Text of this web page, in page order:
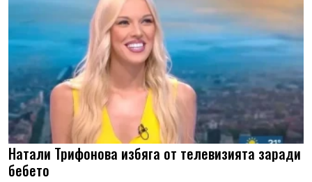
Натали Трифонова избяга от телевизията заради
бебето